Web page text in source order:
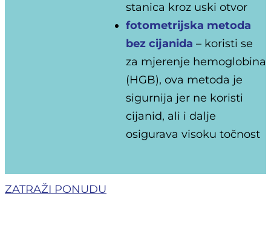
stanica kroz uski otvor
fotometrijska metoda
bez cijanida – koristi se
za mjerenje hemoglobina
(HGB), ova metoda je
sigurnija jer ne koristi
cijanid, ali i dalje
osigurava visoku točnost
ZATRAŽI PONUDU